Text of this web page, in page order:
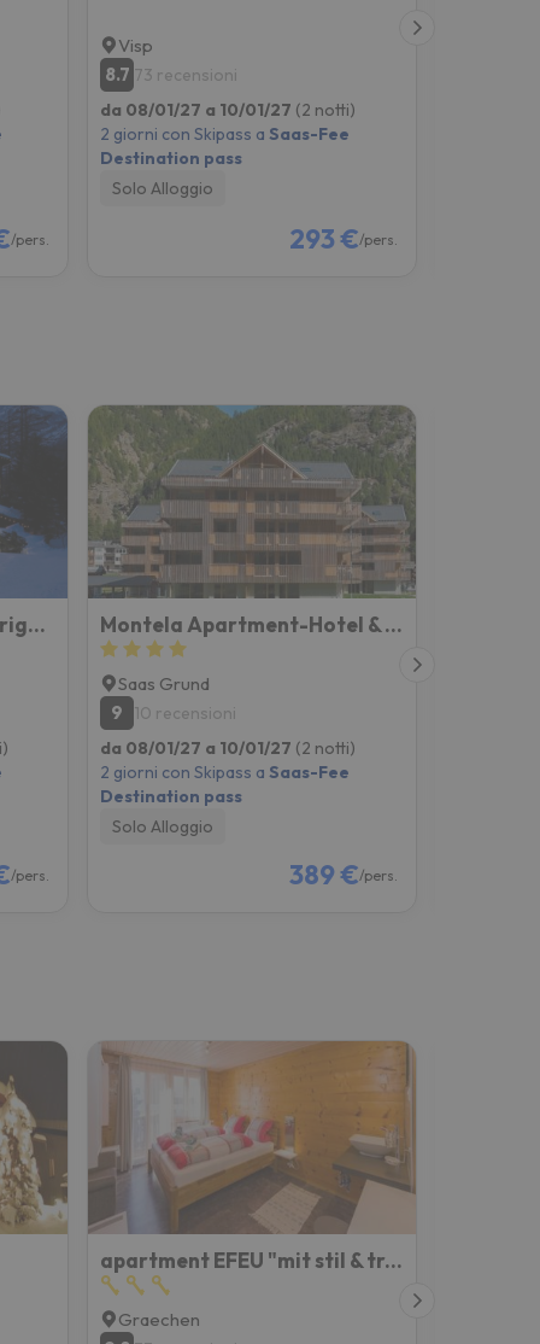
/pers.
Visp
8.7 73 recensioni
da 08/01/27 a 10/01/27 (2 notti)
2 giorni con Skipass aSaas-Fee
Destination pass
Solo Alloggio
293 €/pers.
Wellness Spa Pirmin Zurbriggen
/pers.
Montela Apartment-Hotel & Resort
Saas Grund
9
10 recensioni
da 08/01/27 a 10/01/27 (2 notti)
2 giorni con Skipass aSaas-Fee
Destination pass
Solo Alloggio
389 €/pers.
apartment EFEU "mit stil & tradition"
Graechen